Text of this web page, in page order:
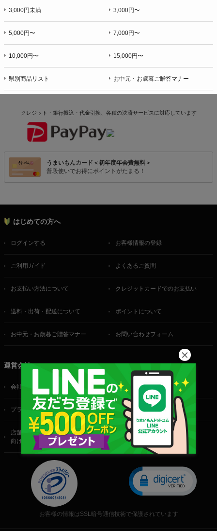
3,000円未満 3,000円〜
5,000円〜 7,000円〜
10,000円〜 15,000円〜
県別商品リスト お中元・お歳暮ご贈答マナー
クレジット・銀行振込・代金引換、各種の決済サービスに対応しています
うまいもんカード＜初年度年会費無料＞
普段使いでお得にポイントがたまる！
はじめての方へ
ログインする お客様情報の登録
ご利用ガイド よくあるご質問
お支払い方法について クレジットカードでのお支払い
送料・出荷・配送について ポイントについて
お中元・お歳暮ご贈答マナー お問い合わせフォーム
運営会社
会社概要 ご利用規約
プライバシーポリシー 特定商取引法に基づく表記
店舗・法人・生産者様
向けのお問い合わせ
お客様の情報はSSL暗号通信技術で保護されています